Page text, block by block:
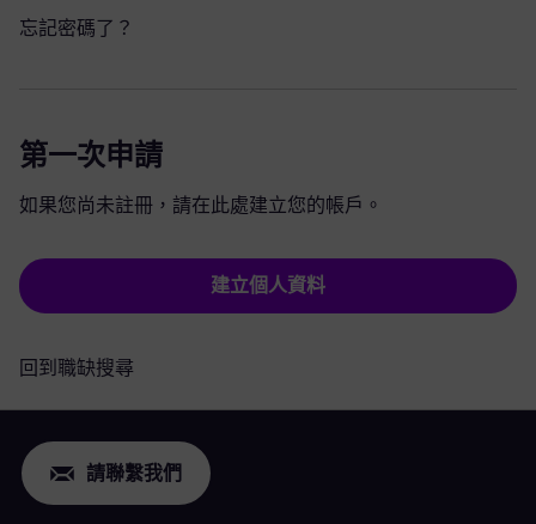
忘記密碼了？
第一次申請
如果您尚未註冊，請在此處建立您的帳戶。
建立個人資料
回到職缺搜尋
請聯繫我們